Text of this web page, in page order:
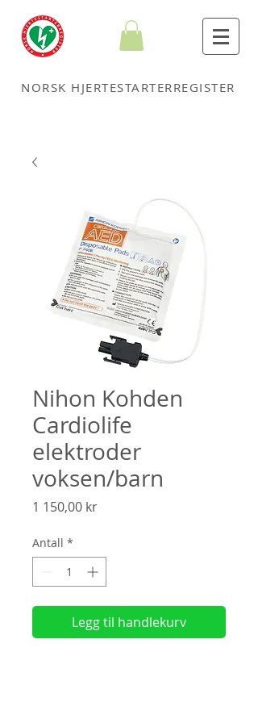
NORSK HJERTESTARTERREGISTER
Nihon Kohden
Cardiolife
elektroder
voksen/barn
1 150,00 krPris
Antall *
Legg til handlekurv